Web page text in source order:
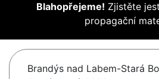
Blahopřejeme! Zjistěte
propagační
Brandýs nad Labem-Stará